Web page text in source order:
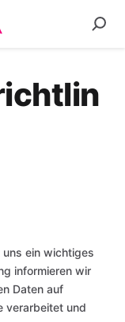
uns ein wichtiges
informieren wir
Daten auf
verarbeitet und